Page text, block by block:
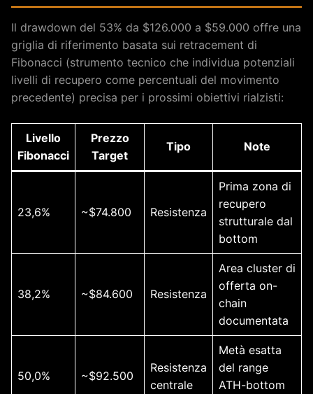
Il drawdown del 53% da $126.000 a $59.000 offre una
griglia di riferimento basata sui retracement di
Fibonacci (strumento tecnico che individua potenziali
livelli di recupero come percentuali del movimento
precedente) precisa per i prossimi obiettivi rialzisti:
Livello
Fibonacci
Prezzo
Target
Tipo Note
23,6% ~$74.800 Resistenza
Prima zona di
recupero
strutturale dal
bottom
38,2% ~$84.600 Resistenza
Area cluster di
offerta on-
chain
documentata
50,0% ~$92.500
Resistenza
centrale
Metà esatta
del range
ATH-bottom